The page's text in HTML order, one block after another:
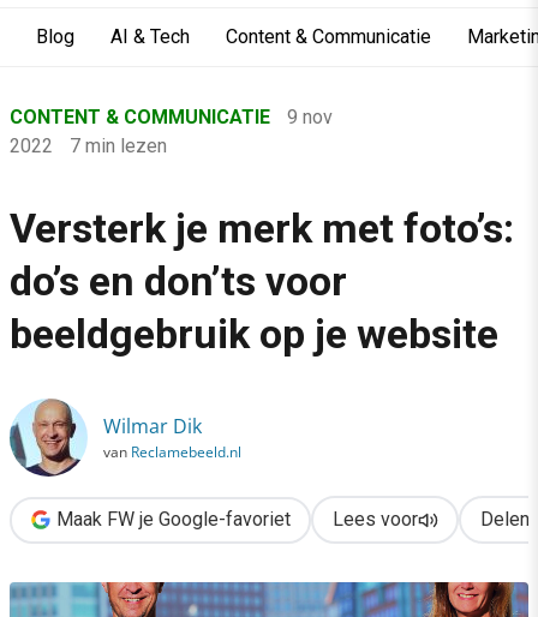
Blog AI & Tech Content & Communicatie
›
Content & Communicatie
›
Versterk je merk met foto’s: do’s en don’ts voor beeldgebruik
CONTENT & COMMUNICATIE
9 nov
2022
7 min lezen
Versterk je merk met foto’s:
do’s en don’ts voor
beeldgebruik op je website
Wilmar Dik
van Reclamebeeld.nl
Maak FW je Google-favoriet Lees voor Delen